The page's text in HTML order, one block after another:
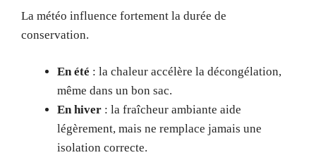
La météo influence fortement la durée de
conservation.
En été : la chaleur accélère la décongélation,
même dans un bon sac.
En hiver : la fraîcheur ambiante aide
légèrement, mais ne remplace jamais une
isolation correcte.